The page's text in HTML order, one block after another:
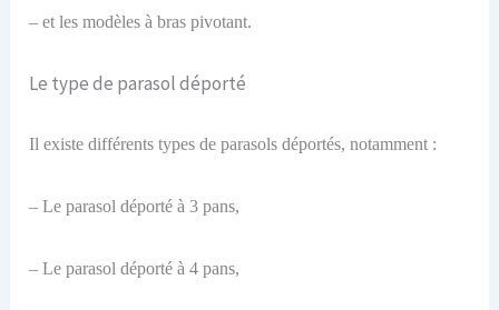
– et les modèles à bras pivotant.
Le type de parasol déporté
Il existe différents types de parasols déportés, notamment :
– Le parasol déporté à 3 pans,
– Le parasol déporté à 4 pans,